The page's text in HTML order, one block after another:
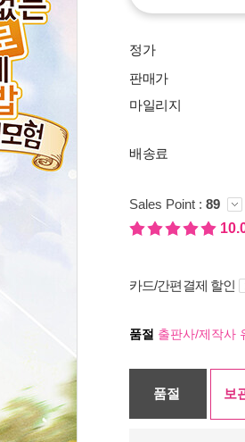
정가
판매가
마일리지
배송료
Sales Point : 89
카드/간편결제 할인
품절 출판사/제작사
품절 보